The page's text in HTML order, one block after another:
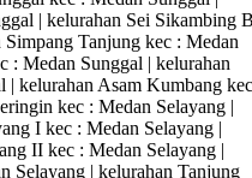
| kelurahan Sei Sikambing
Tanjung kec : Medan
: Medan Sunggal | kelurahan
| kelurahan Asam Kumbang kec
kec : Medan Selayang |
I kec : Medan Selayang |
II kec : Medan Selayang |
Selayang | kelurahan Tanjung